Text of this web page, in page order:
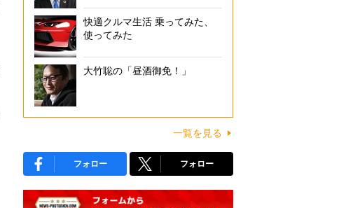
快適クルマ生活 乗ってみた、
使ってみた
大竹聡の「昼酒御免！」
一覧を見る
フォロー フォロー